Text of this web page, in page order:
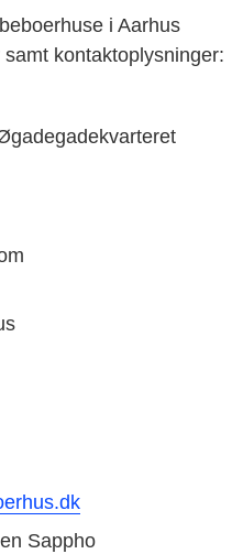
i Aarhus
kontaktoplysninger:
Sappho